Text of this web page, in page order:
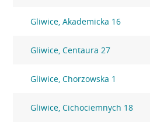
Gliwice, Akademicka 16
Gliwice, Centaura 27
Gliwice, Chorzowska 1
Gliwice, Cichociemnych 18